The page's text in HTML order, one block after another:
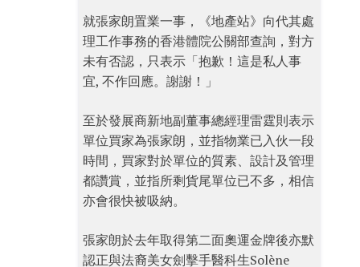
就張家朗置業一事，《地產站》向代其處
理工作事務的香港體院公關部查詢，對方
未有否認，只表示「抱歉！這是私人事
宜, 不作回應。謝謝！」
至於發展商新地副董事總經理雷霆則表示
單位買家為張家朗，並指物業已入伙一段
時間，買家對於單位的質素、設計及管理
都讚賞，並指所剩貨尾單位已不多，相信
亦會很快被吸納。
張家朗於去年取得第二面奧運金牌後亦默
認正與法裔美女劍擊手醫科生Solène